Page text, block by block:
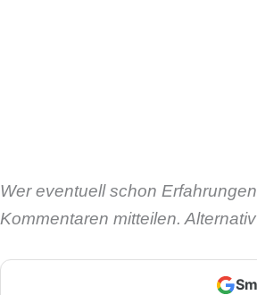
Wer eventuell schon
Kommentaren mitteilen.